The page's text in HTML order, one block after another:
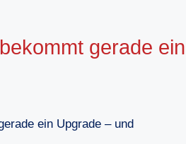
gerade ein
ein Upgrade – und